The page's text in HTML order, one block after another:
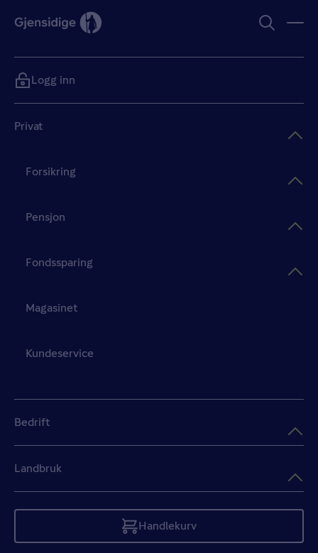
Privat
Forsikring
Pensjon
Fondssparing
Magasinet
Kundeservice
Bedrift
Landbruk
Handlekurv
Tom
Logg inn